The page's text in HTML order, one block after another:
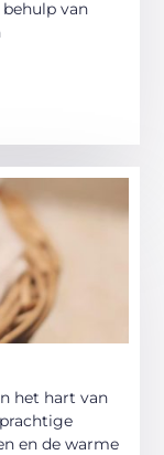
van
het hart van
en de warme